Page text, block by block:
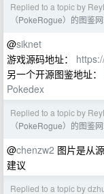
Replied to a topic by
（PokeRogue）的图鉴
@siknet
游戏源码地址：
另一个开源图鉴地址：
Pokedex
Replied to a topic by
（PokeRogue）的图鉴
@chenzw2 图片是从
建议
Replied to a topic by